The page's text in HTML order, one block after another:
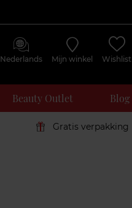
Nederlands Mijn winkel Wishlist
Beauty Outlet Blog
Gratis verpakking